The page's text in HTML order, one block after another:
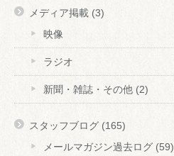
メディア掲載 (3)
映像
ラジオ
新聞・雑誌・その他 (2)
スタッフブログ (165)
メールマガジン過去ログ (59)